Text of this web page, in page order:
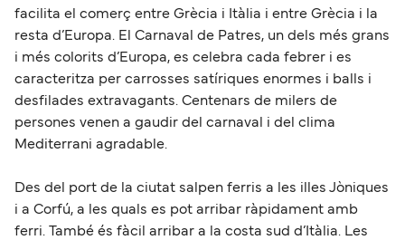
facilita el comerç entre Grècia i Itàlia i entre Grècia i la
resta d’Europa. El Carnaval de Patres, un dels més grans
i més colorits d’Europa, es celebra cada febrer i es
caracteritza per carrosses satíriques enormes i balls i
desfilades extravagants. Centenars de milers de
persones venen a gaudir del carnaval i del clima
Mediterrani agradable.
Des del port de la ciutat salpen ferris a les illes Jòniques
i a Corfú, a les quals es pot arribar ràpidament amb
ferri. També és fàcil arribar a la costa sud d’Itàlia. Les